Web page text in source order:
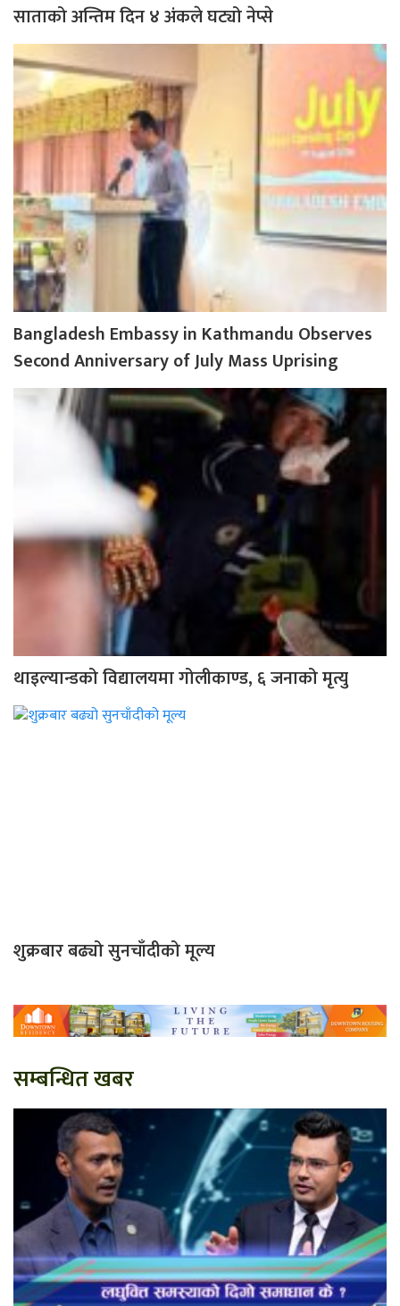
साताको अन्तिम दिन ४ अंकले घट्यो नेप्से
Bangladesh Embassy in Kathmandu Observes
Second Anniversary of July Mass Uprising
थाइल्यान्डको विद्यालयमा गोलीकाण्ड, ६ जनाको मृत्यु
शुक्रबार बढ्यो सुनचाँदीको मूल्य
सम्बन्धित खबर